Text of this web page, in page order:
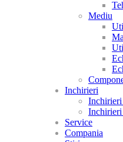
Mediu
Inchirieri
Inchirieri
Service
Compania